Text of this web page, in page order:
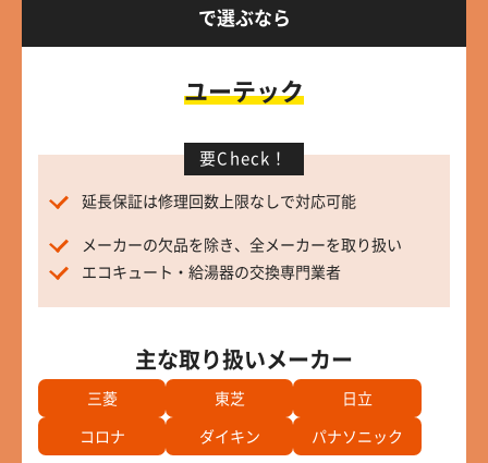
で選ぶなら
ユーテック
要Check！
延長保証は修理回数上限なしで対応可能
メーカーの欠品を除き、全メーカーを取り扱い
エコキュート・給湯器の交換専門業者
主な取り扱いメーカー
三菱 東芝
日立
コロナ
ダイキン パナソニック